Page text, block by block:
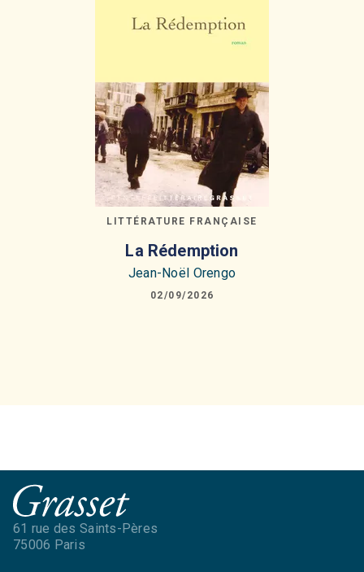
LITTÉRATURE FRANÇAISE
La Rédemption
Jean-Noël Orengo
02/09/2026
61 rue des Saints-Pères
75006 Paris